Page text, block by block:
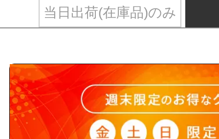
当日出荷(在庫品)のみ